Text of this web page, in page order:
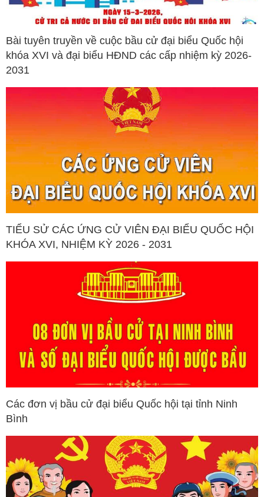
Bài tuyên truyền về cuộc bầu cử đại biểu Quốc hội
khóa XVI và đại biểu HĐND các cấp nhiệm kỳ 2026-
2031
TIỂU SỬ CÁC ỨNG CỬ VIÊN ĐẠI BIỂU QUỐC HỘI
KHÓA XVI, NHIỆM KỲ 2026 - 2031
Các đơn vị bầu cử đại biểu Quốc hội tại tỉnh Ninh
Bình